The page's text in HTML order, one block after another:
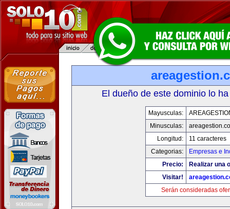
El dueño de este dominio lo
Mayusculas:
Minusculas:
Longitud:
11 caracteres
Categorias:
Empresas e
Precio:
Realizar una
Visitar!
Serán consideradas